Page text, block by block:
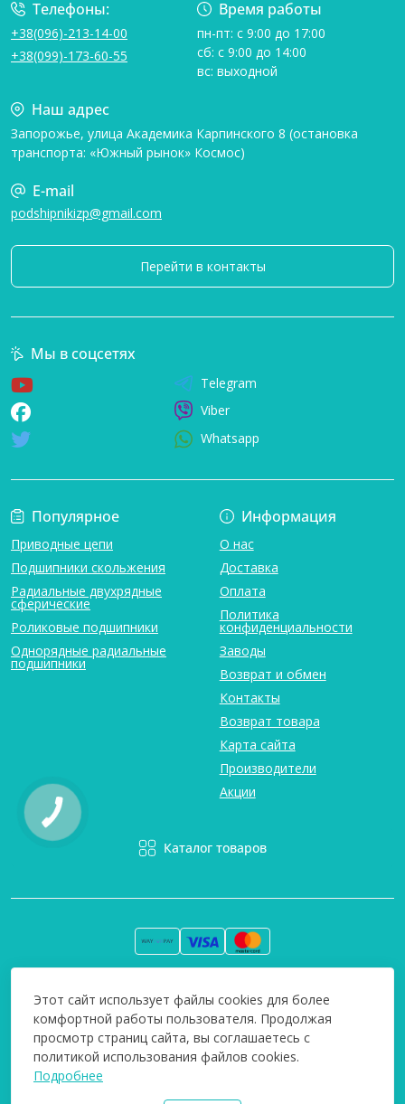
Телефоны:
+38(096)-213-14-00
+38(099)-173-60-55
Время работы
пн-пт: с 9:00 до 17:00
сб: с 9:00 до 14:00
вс: выходной
Наш адрес
Запорожье, улица Академика Карпинского 8 (остановка
транспорта: «Южный рынок» Космос)
E-mail
podshipnikizp@gmail.com
Перейти в контакты
Популярное
Приводные цепи
Подшипники скольжения
Радиальные двухрядные
сферические
Роликовые подшипники
Однорядные радиальные
подшипники
Информация
О нас
Доставка
Оплата
Политика
конфиденциальности
Заводы
Возврат и обмен
Контакты
Возврат товара
Карта сайта
Производители
Акции
Каталог товаров
Мы в соцсетях
Telegram
Viber
Whatsapp
ответственность за любые неточности. Технополіс © 2008-
2026
Этот сайт использует файлы cookies для более
комфортной работы пользователя. Продолжая
просмотр страниц сайта, вы соглашаетесь с
политикой использования файлов cookies.
Подробнее